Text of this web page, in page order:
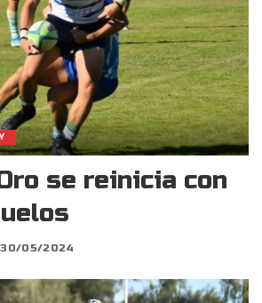
se reinicia con
30/05/2024